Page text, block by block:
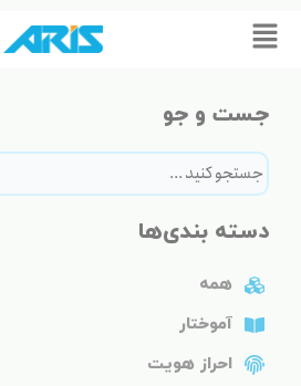
Flyout
جست و جو
دسته بندی‌ها
همه
آموختار
احراز هویت